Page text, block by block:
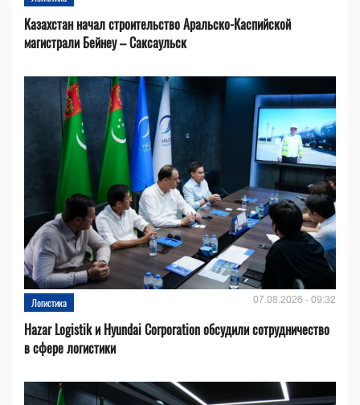
Казахстан начал строительство Аральско-Каспийской
магистрали Бейнеу – Саксаульск
Логистика 07.08.2026 - 09:32
Hazar Logistik и Hyundai Corporation обсудили сотрудничество
в сфере логистики